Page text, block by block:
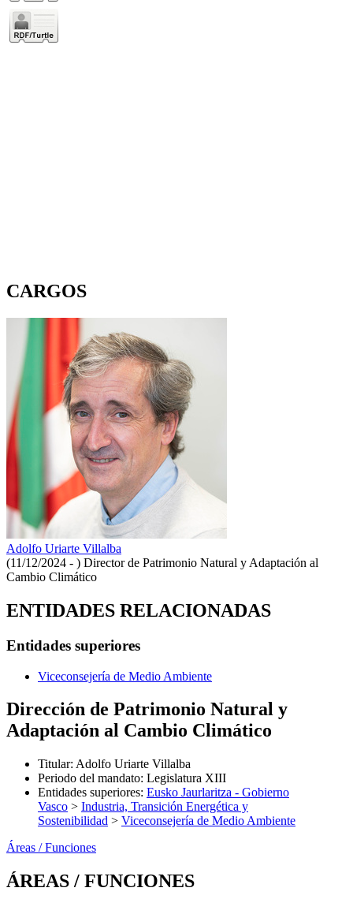
CARGOS
Adolfo Uriarte Villalba
(11/12/2024 - ) Director de Patrimonio Natural y Adaptación al
Cambio Climático
ENTIDADES RELACIONADAS
Entidades superiores
Viceconsejería de Medio Ambiente
Dirección de Patrimonio Natural y
Adaptación al Cambio Climático
Titular: Adolfo Uriarte Villalba
Periodo del mandato: Legislatura XIII
Entidades superiores: Eusko Jaurlaritza - Gobierno
Vasco > Industria, Transición Energética y
Sostenibilidad > Viceconsejería de Medio Ambiente
Áreas / Funciones
ÁREAS / FUNCIONES